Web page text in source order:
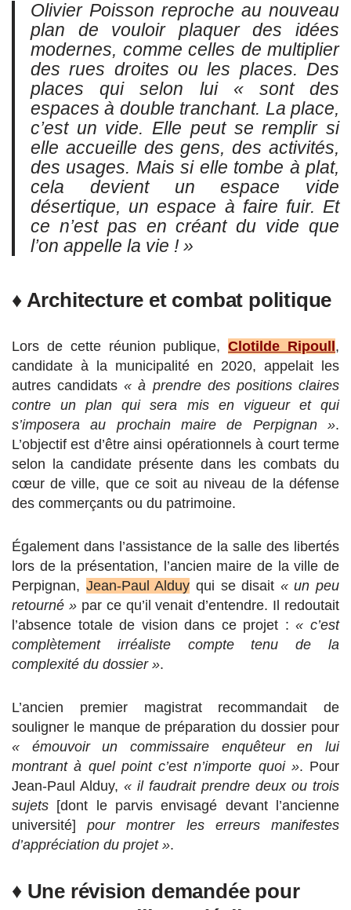
Olivier Poisson reproche au nouveau
plan de vouloir plaquer des idées
modernes, comme celles de multiplier
des rues droites ou les places. Des
places qui selon lui « sont des
espaces à double tranchant. La place,
c’est un vide. Elle peut se remplir si
elle accueille des gens, des activités,
des usages. Mais si elle tombe à plat,
cela devient un espace vide
désertique, un espace à faire fuir. Et
ce n’est pas en créant du vide que
l’on appelle la vie ! »
♦ Architecture et combat politique
Lors de cette réunion publique,Clotilde Ripoull ,
candidate à la municipalité en 2020, appelait les
autres candidats« à prendre des positions claires
contre un plan qui sera mis en vigueur et qui
s’imposera au prochain maire de Perpignan ».
L’objectif est d’être ainsi opérationnels à court terme
selon la candidate présente dans les combats du
cœur de ville, que ce soit au niveau de la défense
des commerçants ou du patrimoine.
Également dans l’assistance de la salle des libertés
lors de la présentation, l’ancien maire de la ville de
Perpignan, Jean-Paul Alduy qui se disait « un peu
retourné »par ce qu’il venait d’entendre. Il redoutait
l’absence totale de vision dans ce projet :« c’est
complètement irréaliste compte tenu de la
complexité du dossier ».
L’ancien premier magistrat recommandait de
souligner le manque de préparation du dossier pour
« émouvoir un commissaire enquêteur en lui
montrant à quel point c’est n’importe quoi ». Pour
Jean-Paul Alduy, « il faudrait prendre deux ou trois
sujets [dont le parvis envisagé devant l’ancienne
université] pour montrer les erreurs manifestes
d’appréciation du projet ».
♦Une révision demandée pour